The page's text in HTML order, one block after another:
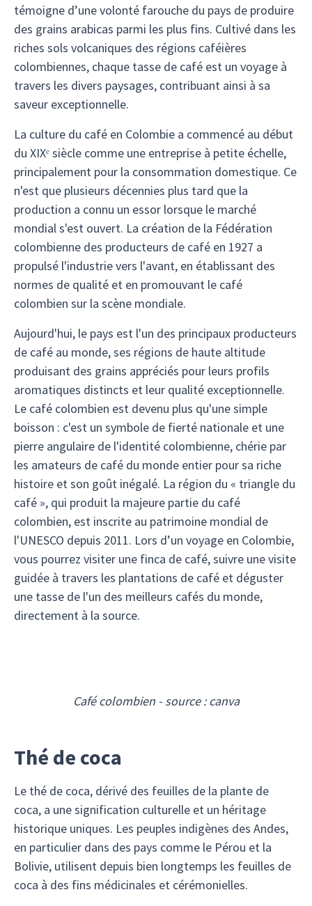
témoigne d’une volonté farouche du pays de produire
des grains arabicas parmi les plus fins. Cultivé dans les
riches sols volcaniques des régions caféières
colombiennes, chaque tasse de café est un voyage à
travers les divers paysages, contribuant ainsi à sa
saveur exceptionnelle.
La culture du café en Colombie a commencé au début
du XIXᵉ siècle comme une entreprise à petite échelle,
principalement pour la consommation domestique. Ce
n'est que plusieurs décennies plus tard que la
production a connu un essor lorsque le marché
mondial s'est ouvert. La création de la Fédération
colombienne des producteurs de café en 1927 a
propulsé l'industrie vers l'avant, en établissant des
normes de qualité et en promouvant le café
colombien sur la scène mondiale.
Aujourd'hui, le pays est l'un des principaux producteurs
de café au monde, ses régions de haute altitude
produisant des grains appréciés pour leurs profils
aromatiques distincts et leur qualité exceptionnelle.
Le café colombien est devenu plus qu'une simple
boisson : c'est un symbole de fierté nationale et une
pierre angulaire de l'identité colombienne, chérie par
les amateurs de café du monde entier pour sa riche
histoire et son goût inégalé. La région du « triangle du
café », qui produit la majeure partie du café
colombien, est inscrite au patrimoine mondial de
l'UNESCO depuis 2011. Lors d’un voyage en Colombie,
vous pourrez visiter une finca de café, suivre une visite
guidée à travers les plantations de café et déguster
une tasse de l'un des meilleurs cafés du monde,
directement à la source.
Café colombien - source : canva
Thé de coca
Le thé de coca, dérivé des feuilles de la plante de
coca, a une signification culturelle et un héritage
historique uniques. Les peuples indigènes des Andes,
en particulier dans des pays comme le Pérou et la
Bolivie, utilisent depuis bien longtemps les feuilles de
coca à des fins médicinales et cérémonielles.